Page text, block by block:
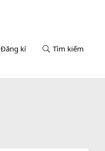
Đăng kí Tìm kiếm